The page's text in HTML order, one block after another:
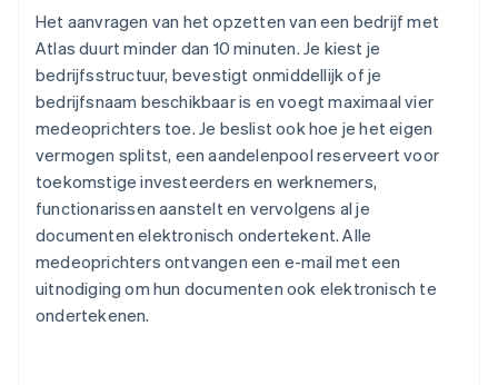
Het aanvragen van het opzetten van een bedrijf met
Atlas duurt minder dan 10 minuten. Je kiest je
bedrijfsstructuur, bevestigt onmiddellijk of je
bedrijfsnaam beschikbaar is en voegt maximaal vier
medeoprichters toe. Je beslist ook hoe je het eigen
vermogen splitst, een aandelenpool reserveert voor
toekomstige investeerders en werknemers,
functionarissen aanstelt en vervolgens al je
documenten elektronisch ondertekent. Alle
medeoprichters ontvangen een e-mail met een
uitnodiging om hun documenten ook elektronisch te
ondertekenen.